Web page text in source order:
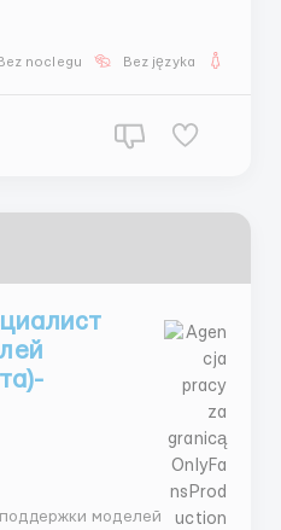
📩 Свяжись с нами @TLbestCIS ...
Bez noclegu Bez języka
моделей